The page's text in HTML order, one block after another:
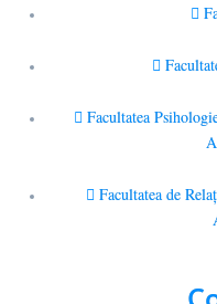
Facultatea
Facultatea de